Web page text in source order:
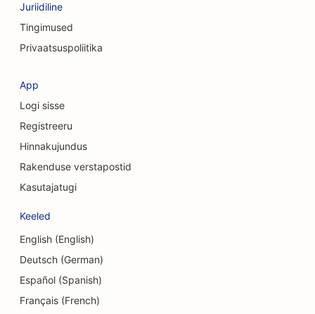
SEO konsultatsioonifirmadele
SEO kosmeetiliste kirurgide jaoks
SEO valuutavahetusteenuste jaoks
SEO krediidiühistutele
SEO koogipoodidele
SEO tantsustuudiote jaoks
SEO võlanõustamise teenuste jaoks
SEO hambaravikliinikutele
Juriidiline
Tingimused
Privaatsuspoliitika
App
Logi sisse
Registreeru
Hinnakujundus
Rakenduse verstapostid
Kasutajatugi
Keeled
English (English)
Deutsch (German)
Español (Spanish)
Français (French)